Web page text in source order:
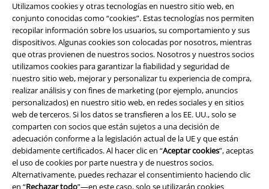
Utilizamos cookies y otras tecnologías en nuestro sitio web, en
conjunto conocidas como “cookies”. Estas tecnologías nos permiten
recopilar información sobre los usuarios, su comportamiento y sus
dispositivos. Algunas cookies son colocadas por nosotros, mientras
que otras provienen de nuestros socios. Nosotros y nuestros socios
utilizamos cookies para garantizar la fiabilidad y seguridad de
nuestro sitio web, mejorar y personalizar tu experiencia de compra,
realizar análisis y con fines de marketing (por ejemplo, anuncios
personalizados) en nuestro sitio web, en redes sociales y en sitios
web de terceros. Si los datos se transfieren a los EE. UU., solo se
comparten con socios que están sujetos a una decisión de
adecuación conforme a la legislación actual de la UE y que están
debidamente certificados. Al hacer clic en “Aceptar cookies”, aceptas
el uso de cookies por parte nuestra y de nuestros socios.
Alternativamente, puedes rechazar el consentimiento haciendo clic
en “Rechazar todo”—en este caso, solo se utilizarán cookies
Legal
Términos y Condiciones
Aviso Legal
Ley protección de datos